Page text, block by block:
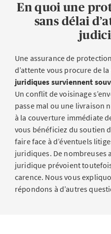
En quoi une
sans délai
Une assurance de
d’attente vous procure de
juridiques surviennent
Un conflit de voisinage
passe mal ou une livraison
à la couverture immédiate
vous bénéficiez du soutien
faire face à d’éventuels
juridiques. De nombreuses
juridique prévoient
carence. Nous vous
répondons à d’autres